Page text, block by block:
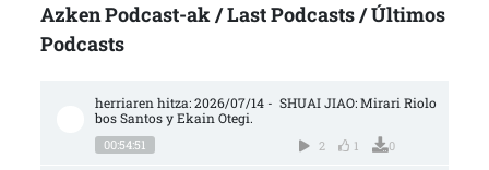
Azken Podcast-ak / Last Podcasts / Últimos
Podcasts
herriaren hitza: 2026/07/14 -  SHUAI JIAO: Mirari Riolo
bos Santos y Ekain Otegi.
00:54:51 2 1 0